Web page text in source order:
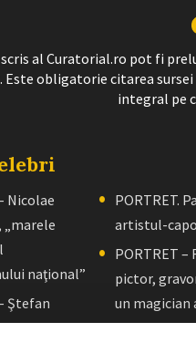
al Curatorial.ro pot fi
obligatorie citarea
integral pe
Nicolae
„marele
naţional”
Ştefan
zugrav”
PORTRET.
artistul-
PORTRET
pictor,
un